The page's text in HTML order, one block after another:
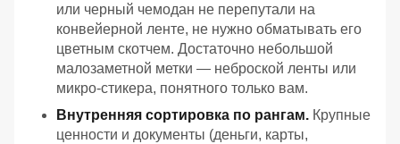
или черный чемодан не перепутали на
конвейерной ленте, не нужно обматывать его
цветным скотчем. Достаточно небольшой
малозаметной метки — неброской ленты или
микро-стикера, понятного только вам.
Внутренняя сортировка по рангам. Крупные
ценности и документы (деньги, карты,